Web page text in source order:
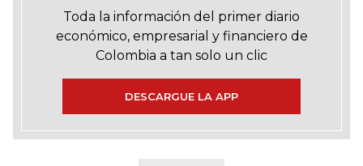
Toda la información del primer diario
económico, empresarial y financiero de
Colombia a tan solo un clic
DESCARGUE LA APP